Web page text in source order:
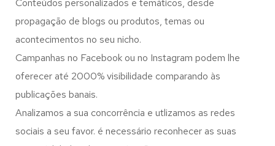
Conteúdos personalizados e temáticos, desde
propagação de blogs ou produtos, temas ou
acontecimentos no seu nicho.
Campanhas no Facebook ou no Instagram podem lhe
oferecer até 2000% visibilidade comparando às
publicações banais.
Analizamos a sua concorrência e utlizamos as redes
sociais a seu favor. é necessário reconhecer as suas